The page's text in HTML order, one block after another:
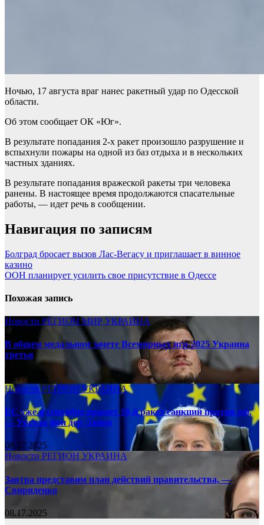
Ночью, 17 августа враг нанес ракетный удар по Одесской
области.
Об этом сообщает ОК «Юг».
В результате попадания 2-х ракет произошло разрушение и
вспыхнули пожары на одной из баз отдыха и в нескольких
частных зданиях.
В результате попадания вражеской ракеты три человека
ранены. В настоящее время продолжаются спасательные
работы, — идет речь в сообщении.
Навигация по записям
Болград бросает вызов Лас-Вегасу и приглашает в винное
казино
ООН планирует усилить свое присутствие в Одессе
Похожая запись
Новости РЕГИОНМИР УКРАИНА
В общем медальном зачете Всемирных игр-2025 Украина
третья
08.17.2025
НовостиРЕГИОНУКРАИНА
ЕС уже в сентябре примет 19-й ракет санкций против рф,
— Урсула фон дер Ляйен
08.17.2025
Новости РЕГИОН УКРАИНА
Завтра представим план действий правительства, —
Свириденко
08.17.2025